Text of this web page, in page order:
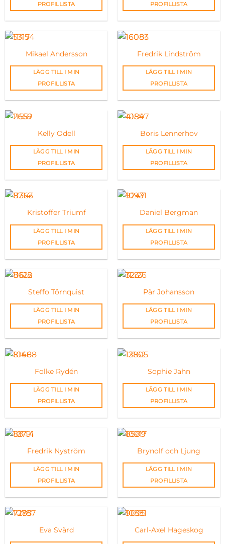
PROFILLISTA
PROFILLISTA
Mikael Andersson
LÄGG TILL I MIN
PROFILLISTA
Fredrik Lindström
LÄGG TILL I MIN
PROFILLISTA
Kelly Odell
LÄGG TILL I MIN
PROFILLISTA
Boris Lennerhov
LÄGG TILL I MIN
PROFILLISTA
Kristoffer Triumf
LÄGG TILL I MIN
PROFILLISTA
Daniel Bergman
LÄGG TILL I MIN
PROFILLISTA
Steffo Törnquist
LÄGG TILL I MIN
PROFILLISTA
Pär Johansson
LÄGG TILL I MIN
PROFILLISTA
Folke Rydén
LÄGG TILL I MIN
PROFILLISTA
Sophie Jahn
LÄGG TILL I MIN
PROFILLISTA
Fredrik Nyström
LÄGG TILL I MIN
PROFILLISTA
Brynolf och Ljung
LÄGG TILL I MIN
PROFILLISTA
Eva Svärd Carl-Axel Hageskog